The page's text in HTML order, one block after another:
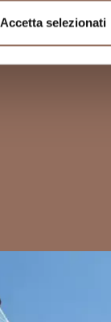
Accetta selezionati